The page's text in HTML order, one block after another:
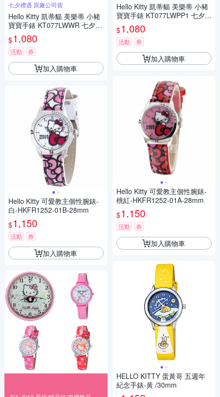
七夕禮遇 原廠公司貨
Hello Kitty 凱蒂貓 美樂蒂 小豬
寶寶手錶 KT077LWWR 七夕寵
愛季 送禮推薦
$1,080
活動 券
加入購物車
Hello Kitty 可愛教主個性腕錶-
白-HKFR1252-01B-28mm
$1,150
活動 券
加入購物車
Hello Kitty 凱蒂貓 美樂蒂 小豬
寶寶手錶 KT077LWPP1 七夕寵
愛季 送禮推薦
$1,080
活動 券
加入購物車
Hello Kitty 可愛教主個性腕錶-
桃紅-HKFR1252-01A-28mm
$1,150
活動 券
加入購物車
HELLO KITTY 蛋黃哥 五週年
紀念手錶-黃 /30mm